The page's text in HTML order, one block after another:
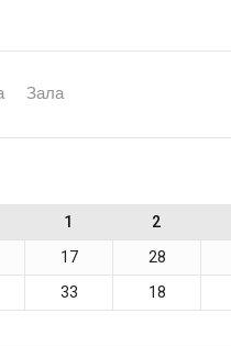
Зала
1 2
17 28
33 18